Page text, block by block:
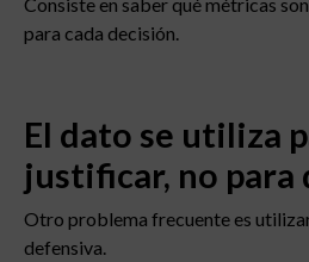
para cada decisión.
El dato se utiliza
justificar, no para
Otro problema frecuente es
defensiva.